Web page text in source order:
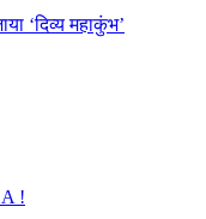
‘दिव्य महाकुंभ’
!